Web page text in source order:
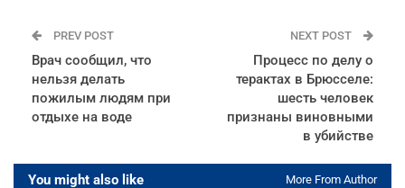
PREV POST
Врач сообщил, что
нельзя делать
пожилым людям при
отдыхе на воде
NEXT POST
Процесс по делу о
терактах в Брюсселе:
шесть человек
признаны виновными
в убийстве
You might also like More From Author